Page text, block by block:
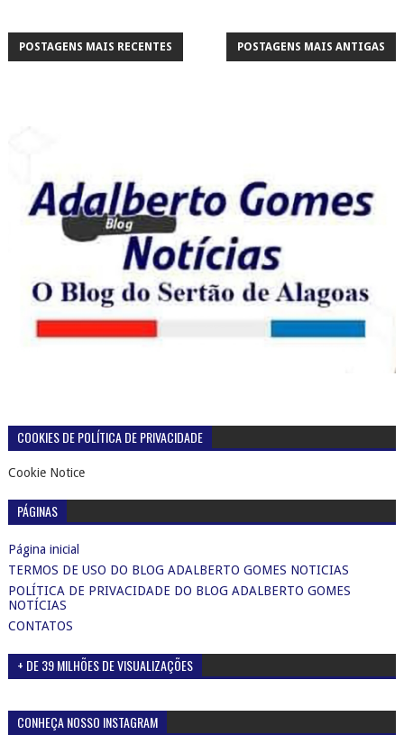
POSTAGENS MAIS RECENTES POSTAGENS MAIS ANTIGAS
COOKIES DE POLÍTICA DE PRIVACIDADE
Cookie Notice
PÁGINAS
Página inicial
TERMOS DE USO DO BLOG ADALBERTO GOMES NOTICIAS
POLÍTICA DE PRIVACIDADE DO BLOG ADALBERTO GOMES
NOTÍCIAS
CONTATOS
+ DE 39 MILHÕES DE VISUALIZAÇÕES
CONHEÇA NOSSO INSTAGRAM